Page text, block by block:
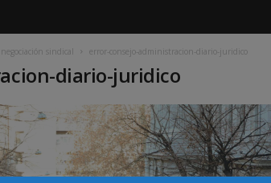
sindical error-consejo-administracion-diario-juridico
diario-juridico